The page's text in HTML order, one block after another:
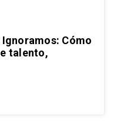
Cómo
talento,